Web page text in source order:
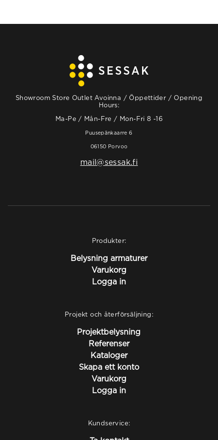
Showroom Store Outlet Avoinna / Öppettider / Opening
Hours:
Ma-Pe / Mån-Fre / Mon-Fri 8 -16
Puusepänkaarre 6
06150 Porvoo
mail@sessak.fi
Produkter:
Belysning armaturer
Varukorg
Logga in
Projekt och återförsäljning:
Projektbelysning
Referenser
Kataloger
Skapa ett konto
Varukorg
Logga in
Kundservice: